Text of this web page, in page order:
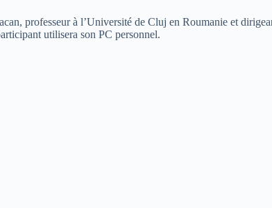
professeur à l’Université de Cluj en Roumanie et
utilisera son PC personnel.